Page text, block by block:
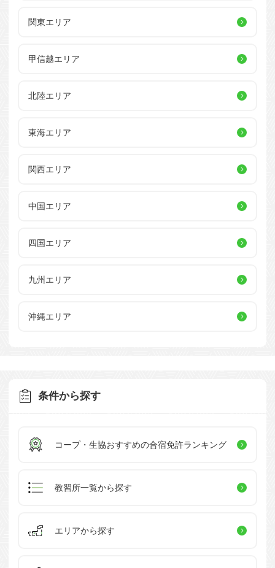
関東エリア
甲信越エリア
北陸エリア
東海エリア
関西エリア
中国エリア
四国エリア
九州エリア
沖縄エリア
条件から探す
コープ・生協おすすめの合宿免許ランキング
教習所一覧から探す
エリアから探す